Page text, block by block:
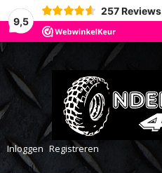
9,5
257 Reviews
Inloggen Registreren